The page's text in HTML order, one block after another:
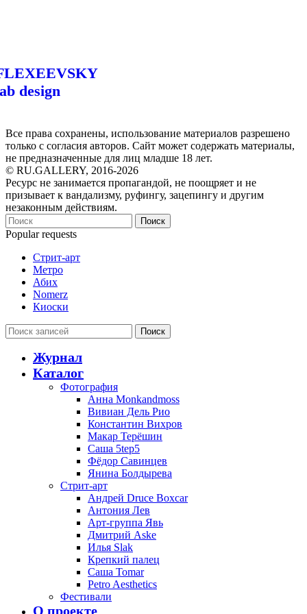
design
Все права сохранены, использование материалов разрешено
только с согласия авторов. Сайт может содержать материалы,
не предназначенные для лиц младше 18 лет.
© RU.GALLERY, 2016-2026
Ресурс не занимается пропагандой, не поощряет и не
призывает к вандализму, руфингу, зацепингу и другим
незаконным действиям.
Поиск
Popular requests
Стрит-арт
Метро
Абих
Nomerz
Киоски
Поиск
Журнал
Каталог
Фотография
Анна Monkandmoss
Вивиан Дель Рио
Константин Вихров
Макар Терёшин
Саша 5tep5
Фёдор Савинцев
Янина Болдырева
Стрит-арт
Андрей Druce Boxcar
Антония Лев
Арт-группа Явь
Дмитрий Aske
Илья Slak
Крепкий палец
Саша Tomar
Petro Aesthetics
Фестивали
О проекте